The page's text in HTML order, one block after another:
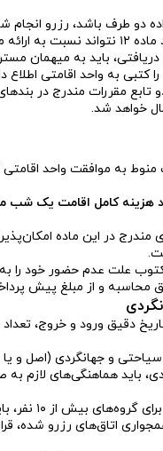
دو طرف باشد، رزرو
چنانچه پس از واریز مبلغ رزرو و
باید به میهمان
تابع مقررات مندرج در
خواهد شد.
منوط به موافقت واحد
در این ماده
علت عدم حضور خود
محاسبه و از مبلغ پیش
دقیق ورود و خروج،
و جهانگردی (اصل و یا
هماهنگی‌های لازم
کتبا به واحد اقامتی معرفی کند.
اتاق‌های رزرو شده،